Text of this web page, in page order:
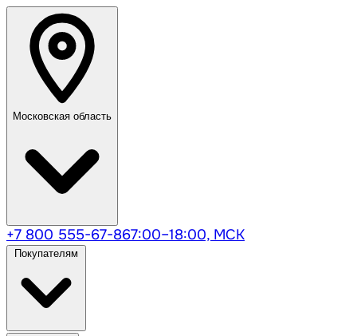
Московская область
+7 800 555-67-867:00–18:00, МСК